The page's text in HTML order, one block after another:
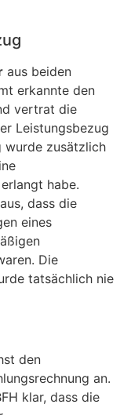
aus beiden
erkannte den
vertrat die
Leistungsbezug
wurde zusätzlich
habe.
dass die
eines
Die
tatsächlich nie
den
an.
klar, dass die